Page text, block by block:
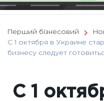
Перший бізнесовий
С 1 октября в Украине
бизнесу следует
С 1